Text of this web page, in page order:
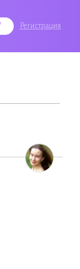
Регистрация